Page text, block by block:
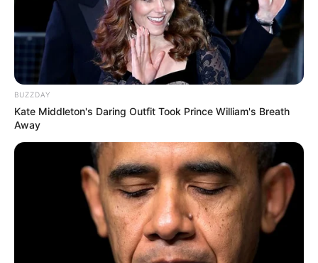
BUZZDAY
Kate Middleton's Daring Outfit Took Prince William's Breath
Away